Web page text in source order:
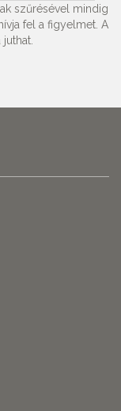
szűrésével mindig
fel a figyelmet. A